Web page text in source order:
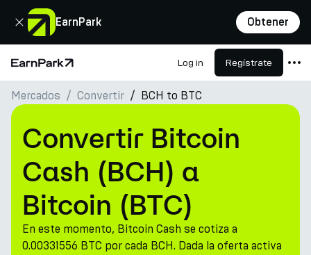
EarnPark Obtener
Cerrar
Página de inicio Log in Regístrate
Productos
Mercados
Calculadoras
PARK Token
Recursos
Compañía
Mercados Convertir BCH to BTC
Convertir Bitcoin
Cash (BCH) a
Bitcoin (BTC)
En este momento, Bitcoin Cash se cotiza a
0.00331556 BTC por cada BCH. Dada la oferta activa